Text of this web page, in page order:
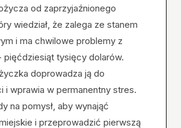
od zaprzyjaźnionego
wiedział, że zalega ze stanem
i ma chwilowe problemy z
pięćdziesiąt tysięcy dolarów.
doprowadza ją do
i wprawia w permanentny stres.
na pomysł, aby wynająć
i przeprowadzić pierwszą